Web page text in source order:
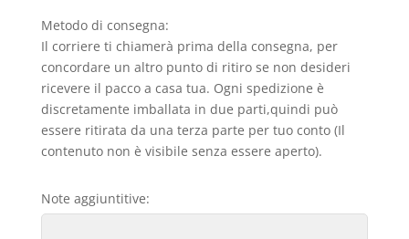
Metodo di consegna:
Il corriere ti chiamerà prima della consegna, per
concordare un altro punto di ritiro se non desideri
ricevere il pacco a casa tua. Ogni spedizione è
discretamente imballata in due parti,quindi può
essere ritirata da una terza parte per tuo conto (Il
contenuto non è visibile senza essere aperto).
Note aggiuntitive: